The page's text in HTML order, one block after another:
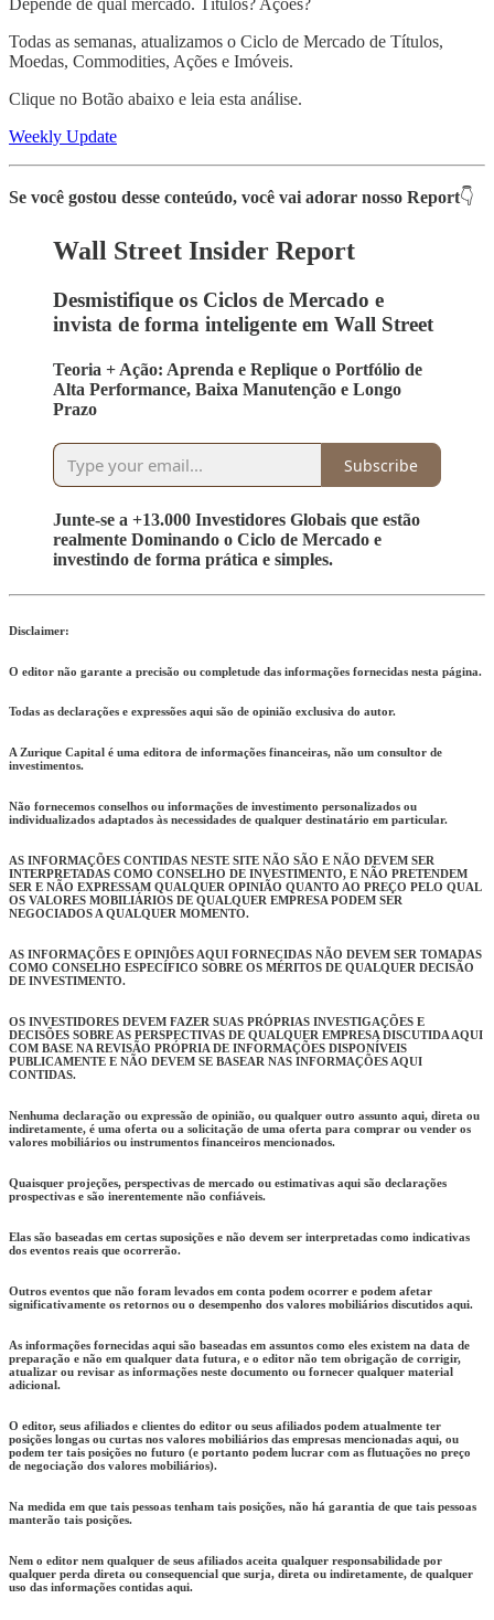
Todas as semanas, atualizamos o Ciclo de Mercado de Títulos,
Moedas, Commodities, Ações e Imóveis.
Clique no Botão abaixo e leia esta análise.
Weekly Update
Se você gostou desse conteúdo, você vai adorar nosso Report👇
Wall Street Insider Report
Desmistifique os Ciclos de Mercado e
invista de forma inteligente em Wall Street
Teoria + Ação: Aprenda e Replique o Portfólio de
Alta Performance, Baixa Manutenção e Longo
Prazo
Subscribe
Junte-se a +13.000 Investidores Globais que estão
realmente Dominando o Ciclo de Mercado e
investindo de forma prática e simples.
Disclaimer:
O editor não garante a precisão ou completude das informações fornecidas nesta página.
Todas as declarações e expressões aqui são de opinião exclusiva do autor.
A Zurique Capital é uma editora de informações financeiras, não um consultor de
investimentos.
Não fornecemos conselhos ou informações de investimento personalizados ou
individualizados adaptados às necessidades de qualquer destinatário em particular.
AS INFORMAÇÕES CONTIDAS NESTE SITE NÃO SÃO E NÃO DEVEM SER
INTERPRETADAS COMO CONSELHO DE INVESTIMENTO, E NÃO PRETENDEM
SER E NÃO EXPRESSAM QUALQUER OPINIÃO QUANTO AO PREÇO PELO QUAL
OS VALORES MOBILIÁRIOS DE QUALQUER EMPRESA PODEM SER
NEGOCIADOS A QUALQUER MOMENTO.
AS INFORMAÇÕES E OPINIÕES AQUI FORNECIDAS NÃO DEVEM SER TOMADAS
COMO CONSELHO ESPECÍFICO SOBRE OS MÉRITOS DE QUALQUER DECISÃO
DE INVESTIMENTO.
OS INVESTIDORES DEVEM FAZER SUAS PRÓPRIAS INVESTIGAÇÕES E
DECISÕES SOBRE AS PERSPECTIVAS DE QUALQUER EMPRESA DISCUTIDA AQUI
COM BASE NA REVISÃO PRÓPRIA DE INFORMAÇÕES DISPONÍVEIS
PUBLICAMENTE E NÃO DEVEM SE BASEAR NAS INFORMAÇÕES AQUI
CONTIDAS.
Nenhuma declaração ou expressão de opinião, ou qualquer outro assunto aqui, direta ou
indiretamente, é uma oferta ou a solicitação de uma oferta para comprar ou vender os
valores mobiliários ou instrumentos financeiros mencionados.
Quaisquer projeções, perspectivas de mercado ou estimativas aqui são declarações
prospectivas e são inerentemente não confiáveis.
Elas são baseadas em certas suposições e não devem ser interpretadas como indicativas
dos eventos reais que ocorrerão.
Outros eventos que não foram levados em conta podem ocorrer e podem afetar
significativamente os retornos ou o desempenho dos valores mobiliários discutidos aqui.
As informações fornecidas aqui são baseadas em assuntos como eles existem na data de
preparação e não em qualquer data futura, e o editor não tem obrigação de corrigir,
atualizar ou revisar as informações neste documento ou fornecer qualquer material
adicional.
O editor, seus afiliados e clientes do editor ou seus afiliados podem atualmente ter
posições longas ou curtas nos valores mobiliários das empresas mencionadas aqui, ou
podem ter tais posições no futuro (e portanto podem lucrar com as flutuações no preço
de negociação dos valores mobiliários).
Na medida em que tais pessoas tenham tais posições, não há garantia de que tais pessoas
manterão tais posições.
Nem o editor nem qualquer de seus afiliados aceita qualquer responsabilidade por
qualquer perda direta ou consequencial que surja, direta ou indiretamente, de qualquer
uso das informações contidas aqui.